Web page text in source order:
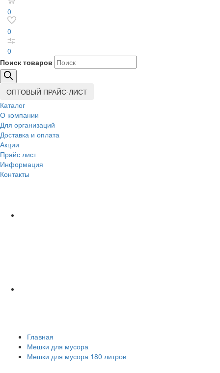
0
0
0
Поиск товаров
ОПТОВЫЙ ПРАЙС-ЛИСТ
Каталог
О компании
Для организаций
Доставка и оплата
Акции
Прайс лист
Информация
Контакты
Главная
Мешки для мусора
Мешки для мусора 180 литров